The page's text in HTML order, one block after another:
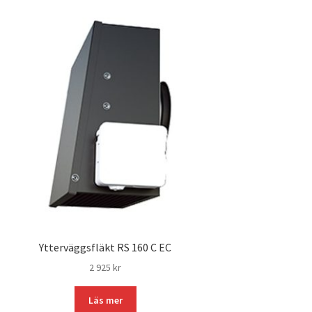
Ytterväggsfläkt RS 160 C EC
2 925kr
Läs mer